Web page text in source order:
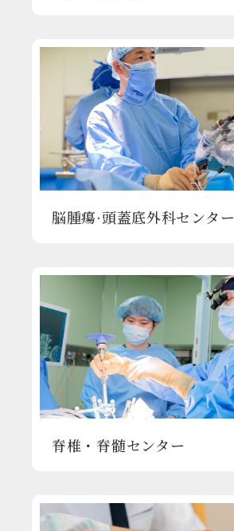
脳腫瘍·頭蓋底外科センター
脊椎・脊髄センター